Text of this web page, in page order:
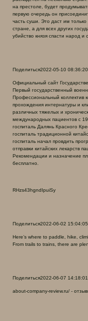
на престоле, будет
первую очередь он
часть суши. Это даст им
стране, а для всех других
убийство князя спасти народ
Поделиться2022-05-10 08:36:20
Официальный сайт
Первый государственный
Профессиональный коллектив
прохождения интернатуры и
различных тяжелых и
международных пациентов с
госпиталь Далянь Красного
госпиталь традиционной
госпиталь начал провдить
отправки китайских лекарств
Рекомендации и назначение
бесплатно.
RHzs43hgndIpuiSy
Поделиться2022-06-02 15:04:05
Here’s where to paddle, hike,
From trails to trains, there are
Поделиться2022-06-07 14:18:01
about-company-review.ru/ -